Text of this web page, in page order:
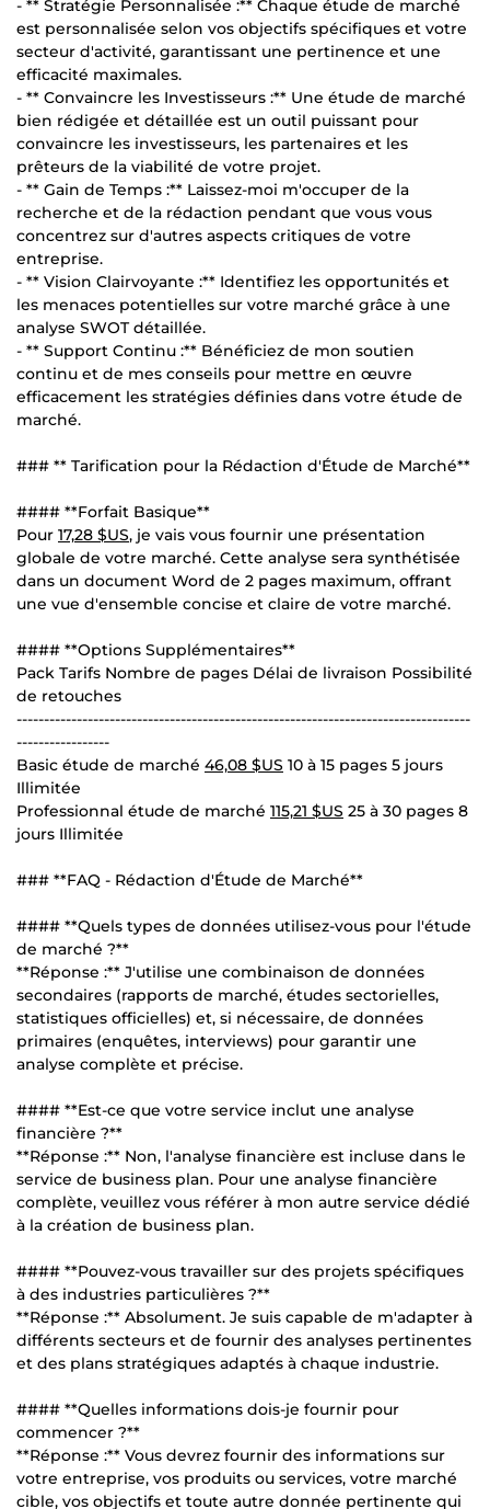
- ** Stratégie Personnalisée :** Chaque étude de marché
est personnalisée selon vos objectifs spécifiques et votre
secteur d'activité, garantissant une pertinence et une
efficacité maximales.
- ** Convaincre les Investisseurs :** Une étude de marché
bien rédigée et détaillée est un outil puissant pour
convaincre les investisseurs, les partenaires et les
prêteurs de la viabilité de votre projet.
- ** Gain de Temps :** Laissez-moi m'occuper de la
recherche et de la rédaction pendant que vous vous
concentrez sur d'autres aspects critiques de votre
entreprise.
- ** Vision Clairvoyante :** Identifiez les opportunités et
les menaces potentielles sur votre marché grâce à une
analyse SWOT détaillée.
- ** Support Continu :** Bénéficiez de mon soutien
continu et de mes conseils pour mettre en œuvre
efficacement les stratégies définies dans votre étude de
marché.
### ** Tarification pour la Rédaction d'Étude de Marché**
#### **Forfait Basique**
Pour 17,28 $US, je vais vous fournir une présentation
globale de votre marché. Cette analyse sera synthétisée
dans un document Word de 2 pages maximum, offrant
une vue d'ensemble concise et claire de votre marché.
#### **Options Supplémentaires**
Pack Tarifs Nombre de pages Délai de livraison Possibilité
de retouches
-----------------------------------------------------------------------------------
-----------------
Basic étude de marché 46,08 $US 10 à 15 pages 5 jours
Illimitée
Professionnal étude de marché 115,21 $US 25 à 30 pages 8
jours Illimitée
### **FAQ - Rédaction d'Étude de Marché**
#### **Quels types de données utilisez-vous pour l'étude
de marché ?**
**Réponse :** J'utilise une combinaison de données
secondaires (rapports de marché, études sectorielles,
statistiques officielles) et, si nécessaire, de données
primaires (enquêtes, interviews) pour garantir une
analyse complète et précise.
#### **Est-ce que votre service inclut une analyse
financière ?**
**Réponse :** Non, l'analyse financière est incluse dans le
service de business plan. Pour une analyse financière
complète, veuillez vous référer à mon autre service dédié
à la création de business plan.
#### **Pouvez-vous travailler sur des projets spécifiques
à des industries particulières ?**
**Réponse :** Absolument. Je suis capable de m'adapter à
différents secteurs et de fournir des analyses pertinentes
et des plans stratégiques adaptés à chaque industrie.
#### **Quelles informations dois-je fournir pour
commencer ?**
**Réponse :** Vous devrez fournir des informations sur
votre entreprise, vos produits ou services, votre marché
cible, vos objectifs et toute autre donnée pertinente qui